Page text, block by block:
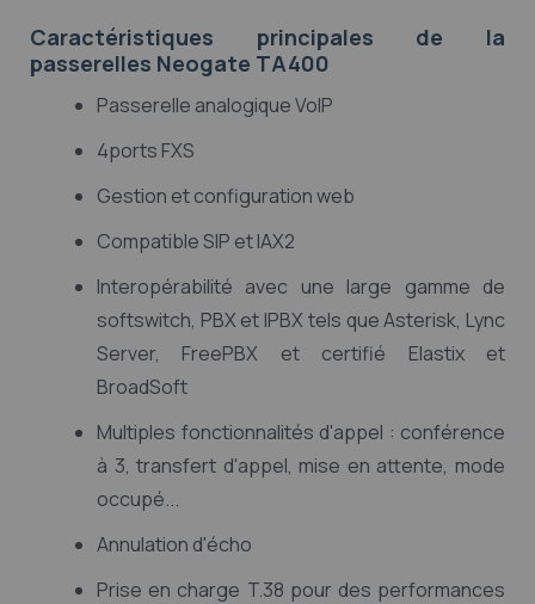
Caractéristiques principales de la
passerelles Neogate TA400
Passerelle analogique VoIP
4ports FXS
Gestion et configuration web
Compatible SIP et IAX2
Interopérabilité avec une large gamme de
softswitch, PBX et IPBX tels que Asterisk, Lync
Server, FreePBX et certifié Elastix et
BroadSoft
Multiples fonctionnalités d'appel : conférence
à 3, transfert d'appel, mise en attente, mode
occupé...
Annulation d'écho
Prise en charge T.38 pour des performances